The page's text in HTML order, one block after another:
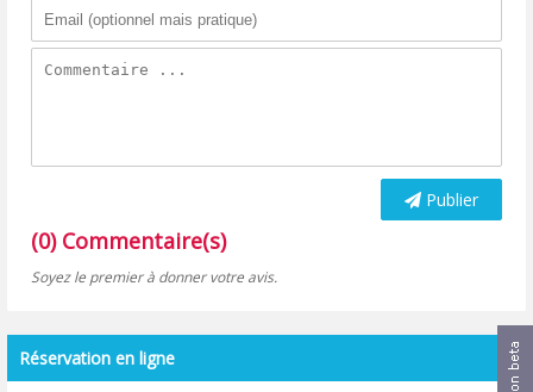
Publier
(0) Commentaire(s)
Soyez le premier à donner votre avis.
Réservation en ligne